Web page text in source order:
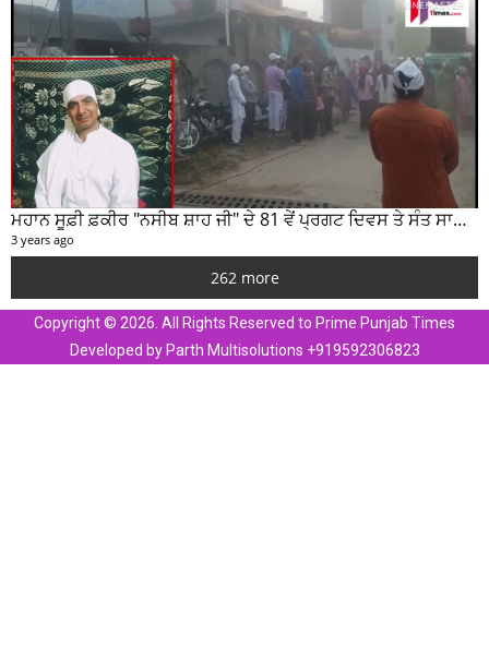
ਮਹਾਨ ਸੂਫ਼ੀ ਫ਼ਕੀਰ "ਨਸੀਬ ਸ਼ਾਹ ਜੀ" ਦੇ 81 ਵੇਂ ਪ੍ਰਗਟ ਦਿਵਸ ਤੇ ਸੰਤ ਸਾਹਿਬ ਜੋਤ ਸਿੰਘ ਜੀ ਮਹਾਰਾਜ ਦੇ ਸੁਣੋ ਵਿਚਾਰ
3 years ago
262 more
Copyright © 2026. All Rights Reserved to Prime Punjab Times
Developed by Parth Multisolutions +919592306823